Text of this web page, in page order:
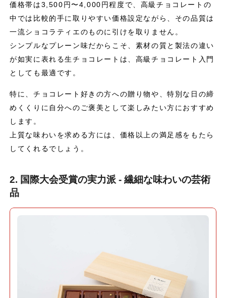
価格帯は3,500円〜4,000円程度で、高級チョコレートの
中では比較的手に取りやすい価格設定ながら、その品質は
一流ショコラティエのものに引けを取りません。
シンプルなプレーン味だからこそ、素材の質と製法の違い
が如実に表れる生チョコレートは、高級チョコレート入門
としても最適です。
特に、チョコレート好きの方への贈り物や、特別な日の締
めくくりに自分へのご褒美として楽しみたい方におすすめ
します。
上質な味わいを求める方には、価格以上の満足感をもたら
してくれるでしょう。
2. 国際大会受賞の実力派 - 繊細な味わいの芸術
品